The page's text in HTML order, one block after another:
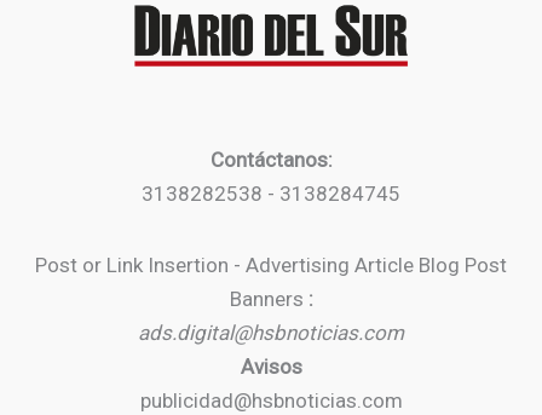
Contáctanos:
3138282538 - 3138284745
Post or Link Insertion - Advertising Article Blog Post
Banners :
ads.digital@hsbnoticias.com
Avisos
publicidad@hsbnoticias.com